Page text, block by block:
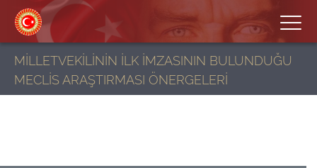
MİLLETVEKİLİNİN İLK İMZASININ BULUNDUĞU
MECLİS ARAŞTIRMASI ÖNERGELERİ